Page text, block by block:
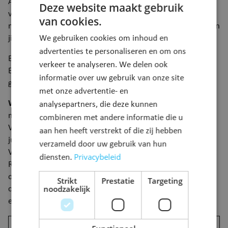
vraagt om een doordachte visie op ruimte en
mobiliteit. Daarom werken we aan een
waaraan
jij nog mee mag sleutelen.Je leest er hier alles over.
Binnen dit beleidsplan rijpen al een paar eerste projecten.
Eén daarvan is dit RUP Poortersbossen. En er wordt ook al
gewerkt aan hetMasterplan Kalfort.
Wist je datwe door onze doordachte visie op ruimte en
mobiliteit al in de prijzen vielen? Van de Vlaamse
Vereniging voor Ruimte en Planning (vrp) mochten we in
juni 2021 de “
Openruimtebeker
” in ontvangst nemen.
Vrp verkoos onze gemeente als winnaar omdat we met het
RUP Poortersbossen een aantal terreinen herbestemmen
om water meer ruimte te geven, meer natuur en bos
creëren, landbouw behouden en recreatieve netwerken en
extra verbindingen aanleggen voor fietsers, voetgangers, …
Deze website maakt gebruik
van cookies.
We gebruiken cookies om inhoud en
advertenties te personaliseren en om ons
verkeer te analyseren. We delen ook
informatie over uw gebruik van onze site
met onze advertentie- en
analysepartners, die deze kunnen
combineren met andere informatie die u
aan hen heeft verstrekt of die zij hebben
verzameld door uw gebruik van hun
diensten. Privacybeleid
Strikt
noodzakelijk
Prestatie Targeting